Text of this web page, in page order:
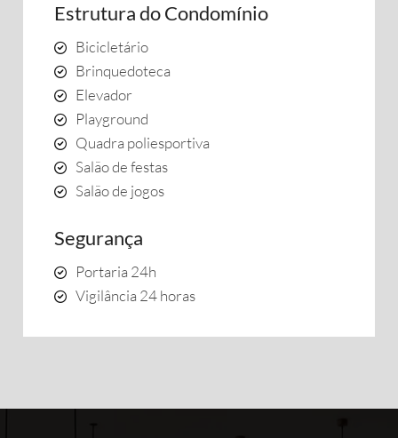
Estrutura do Condomínio
Bicicletário
Brinquedoteca
Elevador
Playground
Quadra poliesportiva
Salão de festas
Salão de jogos
Segurança
Portaria 24h
Vigilância 24 horas